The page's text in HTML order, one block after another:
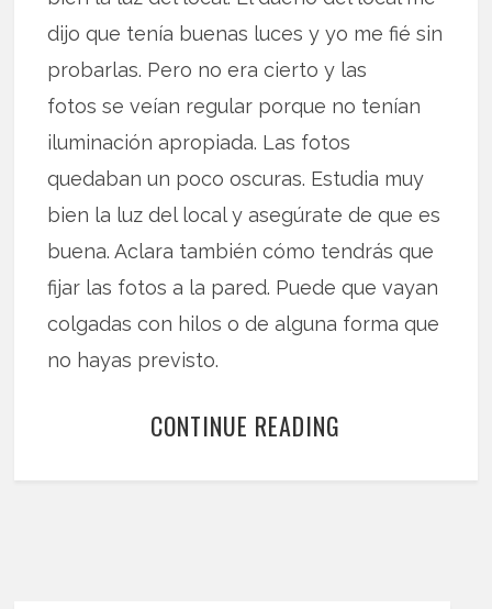
dijo que tenía buenas luces y yo me fié sin
probarlas. Pero no era cierto y las
fotos se veían regular porque no tenían
iluminación apropiada. Las fotos
quedaban un poco oscuras. Estudia muy
bien la luz del local y asegúrate de que es
buena. Aclara también cómo tendrás que
fijar las fotos a la pared. Puede que vayan
colgadas con hilos o de alguna forma que
no hayas previsto.
CONTINUE READING